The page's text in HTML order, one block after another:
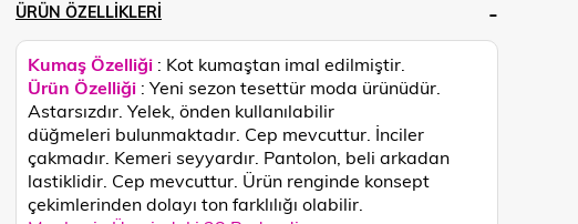
ÜRÜN ÖZELLIKLERI
Kumaş Özelliği : Kot kumaştan imal edilmiştir.
Ürün Özelliği : Yeni sezon tesettür moda ürünüdür.
Astarsızdır. Yelek, önden kullanılabilir
düğmeleri bulunmaktadır. Cep mevcuttur. İnciler
çakmadır. Kemeri seyyardır. Pantolon, beli arkadan
lastiklidir. Cep mevcuttur. Ürün renginde konsept
çekimlerinden dolayı ton farklılığı olabilir.